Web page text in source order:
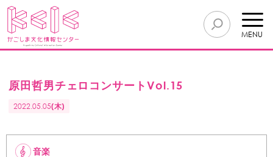
MENU
原田哲男チェロコンサートVol.15
2022.05.05(木)
音楽